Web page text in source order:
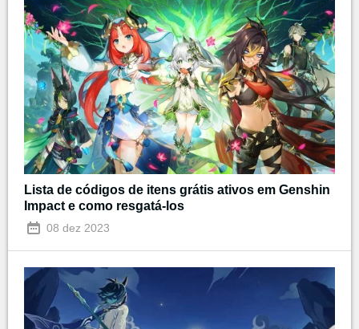
Lista de códigos de itens grátis ativos em Genshin
Impact e como resgatá-los
08 dez 2023